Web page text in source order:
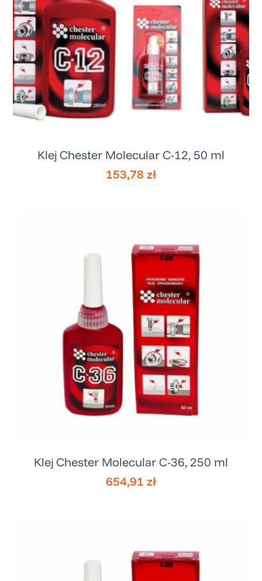
Klej Chester Molecular C-12, 50 ml
153,78 zł
Klej Chester Molecular C-36, 250 ml
654,91 zł